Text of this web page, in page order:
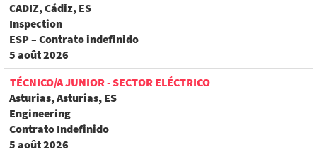
CADIZ, Cádiz, ES
Inspection
ESP – Contrato indefinido
5 août 2026
TÉCNICO/A JUNIOR - SECTOR ELÉCTRICO
Asturias, Asturias, ES
Engineering
Contrato Indefinido
5 août 2026